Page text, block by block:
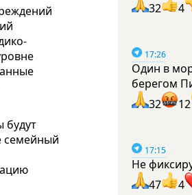
будут
семейный
32
4
17:26
Один в
берегом
32
12
17:15
Не
47
4